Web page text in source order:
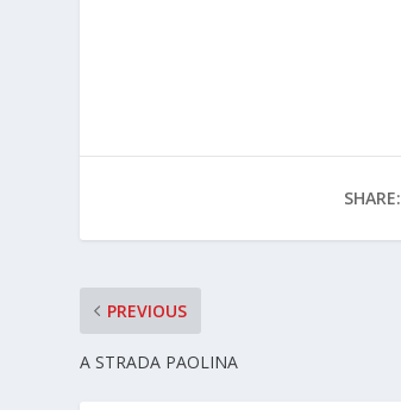
SHARE:
PREVIOUS
A STRADA PAOLINA